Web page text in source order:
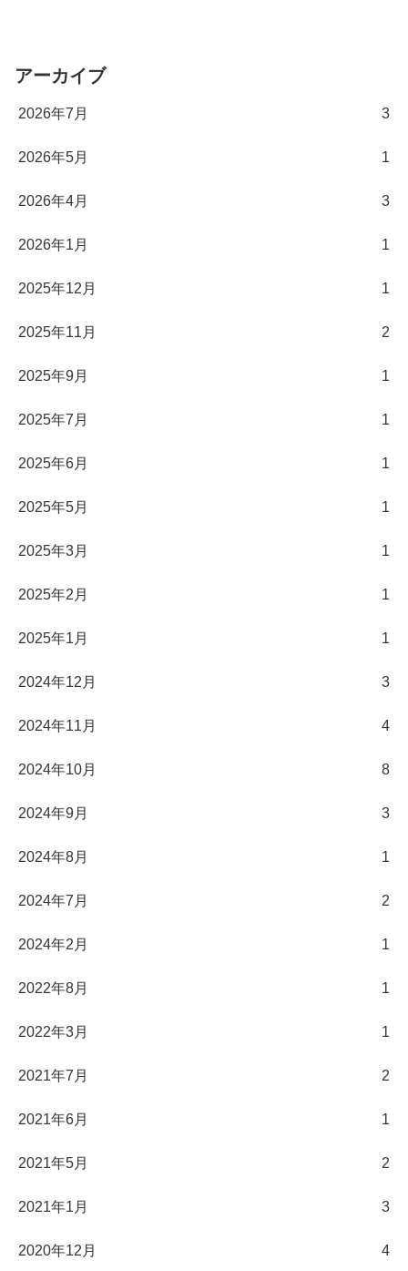
アーカイブ
2026年7月 3
2026年5月 1
2026年4月 3
2026年1月 1
2025年12月 1
2025年11月 2
2025年9月 1
2025年7月 1
2025年6月 1
2025年5月 1
2025年3月 1
2025年2月 1
2025年1月 1
2024年12月 3
2024年11月 4
2024年10月 8
2024年9月 3
2024年8月 1
2024年7月 2
2024年2月 1
2022年8月 1
2022年3月 1
2021年7月 2
2021年6月 1
2021年5月 2
2021年1月 3
2020年12月 4